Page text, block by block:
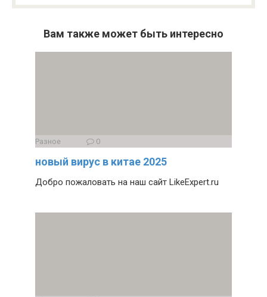
Вам также может быть интересно
Разное 0
новый вирус в китае 2025
Добро пожаловать на наш сайт LikeExpert.ru